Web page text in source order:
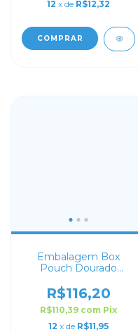
12 x de R$12,32
COMPRAR
Embalagem Box
Pouch Dourado
R$116,20
R$110,39 com Pix
12 x de R$11,95